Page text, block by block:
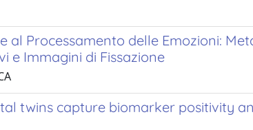
al Processamento delle Emozioni:
e Immagini di Fissazione
twins capture biomarker positivity